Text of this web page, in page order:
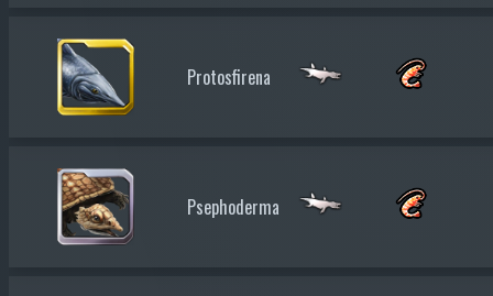
Protosfirena
Psephoderma